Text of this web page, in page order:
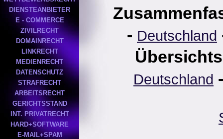
DIENSTEANBIETER
E - COMMERCE
ZIVILRECHT
DOMAINRECHT
LINKRECHT
MEDIENRECHT
DATENSCHUTZ
STRAFRECHT
ARBEITSRECHT
GERICHTSSTAND
INT. PRIVATRECHT
HARD+SOFTWARE
E-MAIL+SPAM
- Deutschland
Deutschland